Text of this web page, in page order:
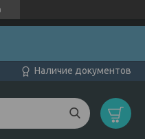
Наличие документов